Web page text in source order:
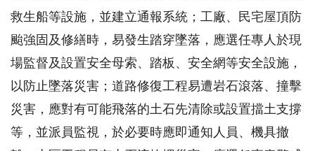
救生船等設施，並建立通報系統；工廠、民宅屋頂防
颱強固及修繕時，易發生踏穿墜落，應選任專人於現
場監督及設置安全母索、踏板、安全網等安全設施，
以防止墜落災害；道路修復工程易遭岩石滾落、撞擊
災害，應對有可能飛落的土石先清除或設置擋土支撐
等，並派員監視，於必要時應即通知人員、機具撤